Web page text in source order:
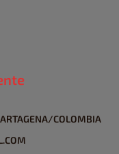
COLOMBIA